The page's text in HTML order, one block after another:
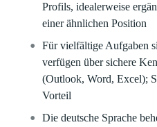
Profils, idealerweise
einer ähnlichen Position
Für vielfältige Aufgaben
verfügen über sichere
(Outlook, Word, Excel);
Vorteil
Die deutsche Sprache